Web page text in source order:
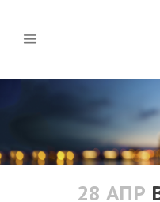
28 АПР